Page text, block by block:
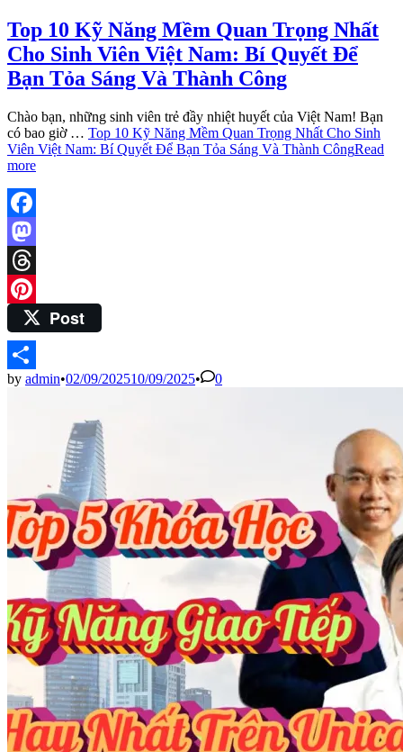
Top 10 Kỹ Năng Mềm Quan Trọng Nhất
Cho Sinh Viên Việt Nam: Bí Quyết Để
Bạn Tỏa Sáng Và Thành Công
Chào bạn, những sinh viên trẻ đầy nhiệt huyết của Việt Nam! Bạn
có bao giờ … Top 10 Kỹ Năng Mềm Quan Trọng Nhất Cho Sinh
Viên Việt Nam: Bí Quyết Để Bạn Tỏa Sáng Và Thành CôngRead
more
Facebook
Mastodon
Threads
PinterestPost
Share
by admin•02/09/202510/09/2025• 0